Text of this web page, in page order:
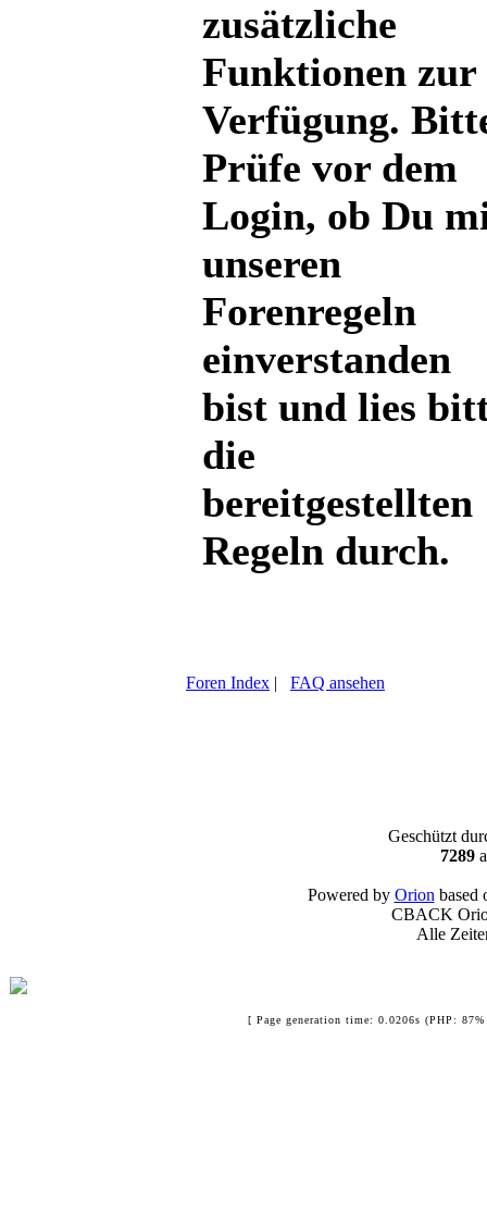
zusätzliche
Funktionen zur
Verfügung.
Prüfe vor dem
Login, ob Du
unseren
Forenregeln
einverstanden
bist und lies
die
bereitgestellten
Regeln durch.
Foren Index | FAQ ansehen
Geschützt
7289
Powered by Orion based
CBACK
Alle
[ Page generation time: 0.0206s (PHP: